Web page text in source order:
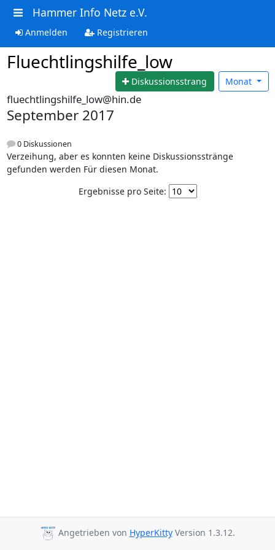
Hammer Info Netz e.V.
Anmelden Registrieren
Fluechtlingshilfe_low
Diskussionsstrang Monat
fluechtlingshilfe_low@hin.de
September 2017
0 Diskussionen
Verzeihung, aber es konnten keine Diskussionsstränge
gefunden werden Für diesen Monat.
Ergebnisse pro Seite:
Angetrieben von HyperKittyVersion 1.3.12.